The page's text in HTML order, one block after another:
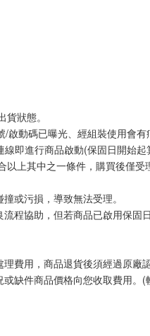
狀態。
動碼已曝光、經組裝使用會
即進行商品啟動(保固日開始
上其中之一條件，購買後僅
或污損，導致無法受理。
程協助，但若商品已啟用保
費用，商品退貨後須經過原
缺件商品價格向您收取費用